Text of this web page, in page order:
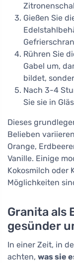
Gießen Sie
Rühren Sie
Gabel um,
bildet,
Nach 3-4
Sie sie in
Dieses
Belieben
Orange,
Vanille. Einige
Kokosmilch oder
Möglichkeiten
Granita als
gesünder
In einer Zeit, in
achten, was sie